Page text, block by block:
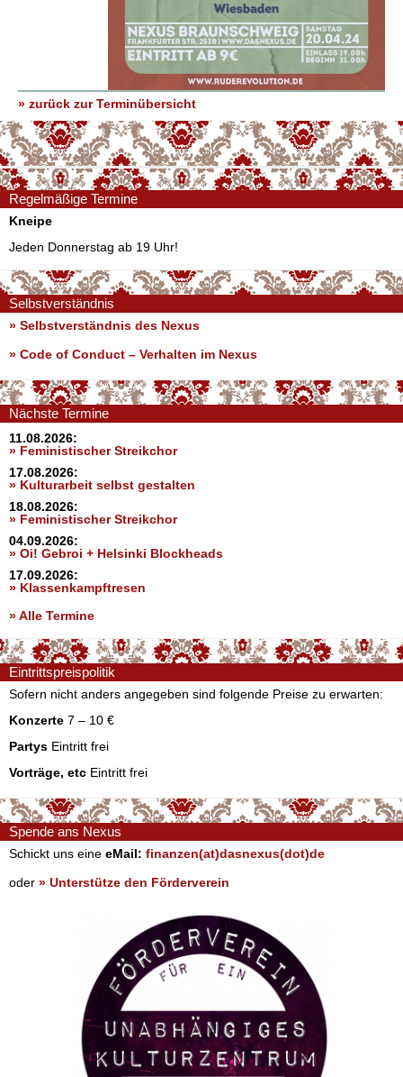
» zurück zur Terminübersicht
Regelmäßige Termine
Kneipe
Jeden Donnerstag ab 19 Uhr!
Selbstverständnis
» Selbstverständnis des Nexus
» Code of Conduct – Verhalten im Nexus
Nächste Termine
11.08.2026:
» Feministischer Streikchor
17.08.2026:
» Kulturarbeit selbst gestalten
18.08.2026:
» Feministischer Streikchor
04.09.2026:
» Oi! Gebroi + Helsinki Blockheads
17.09.2026:
» Klassenkampftresen
» Alle Termine
Eintrittspreispolitik
Sofern nicht anders angegeben sind folgende Preise zu erwarten:
Konzerte 7 – 10 €
Partys Eintritt frei
Vorträge, etc Eintritt frei
Spende ans Nexus
Schickt uns eine eMail: finanzen(at)dasnexus(dot)de
oder » Unterstütze den Förderverein